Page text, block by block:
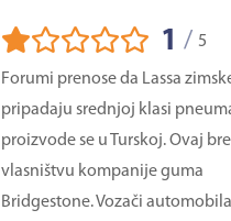
1 / 5
Forumi prenose da Lassa
pripadaju srednjoj klasi
proizvode se u Turskoj. Ovaj
vlasništvu kompanije guma
Bridgestone. Vozači